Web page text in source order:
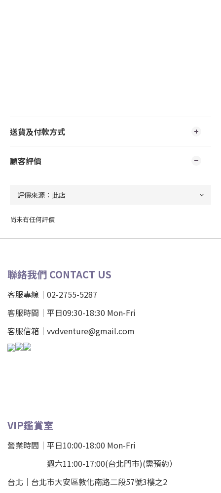
送貨及付款方式
顧客評價
尚未有任何評價
聯絡我們 CONTACT US
客服專線｜02-2755-5287
客服時間｜平日09:30-18:30 Mon-Fri
客服信箱｜vvdventure@gmail.com
VIP鑑賞室
營業時間｜平日10:00-18:00 Mon-Fri
週六11:00-17:00(台北門市)(需預約）
台北 ｜ 台北市大安區敦化南路二段57號3樓之2